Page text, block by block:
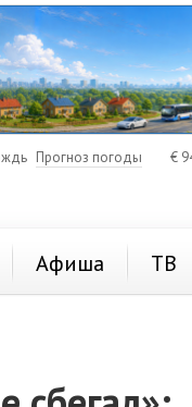
Прогноз погоды €
Афиша ТВ